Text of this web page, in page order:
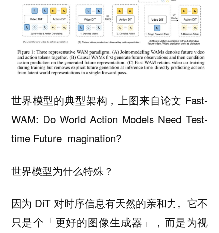
世界模型的典型架构，上图来自论文 Fast-
WAM: Do World Action Models Need Test-
time Future Imagination?
世界模型为什么特殊？
因为 DiT 对时序信息有天然的亲和力。它不
只是个「更好的图像生成器」，而是为视